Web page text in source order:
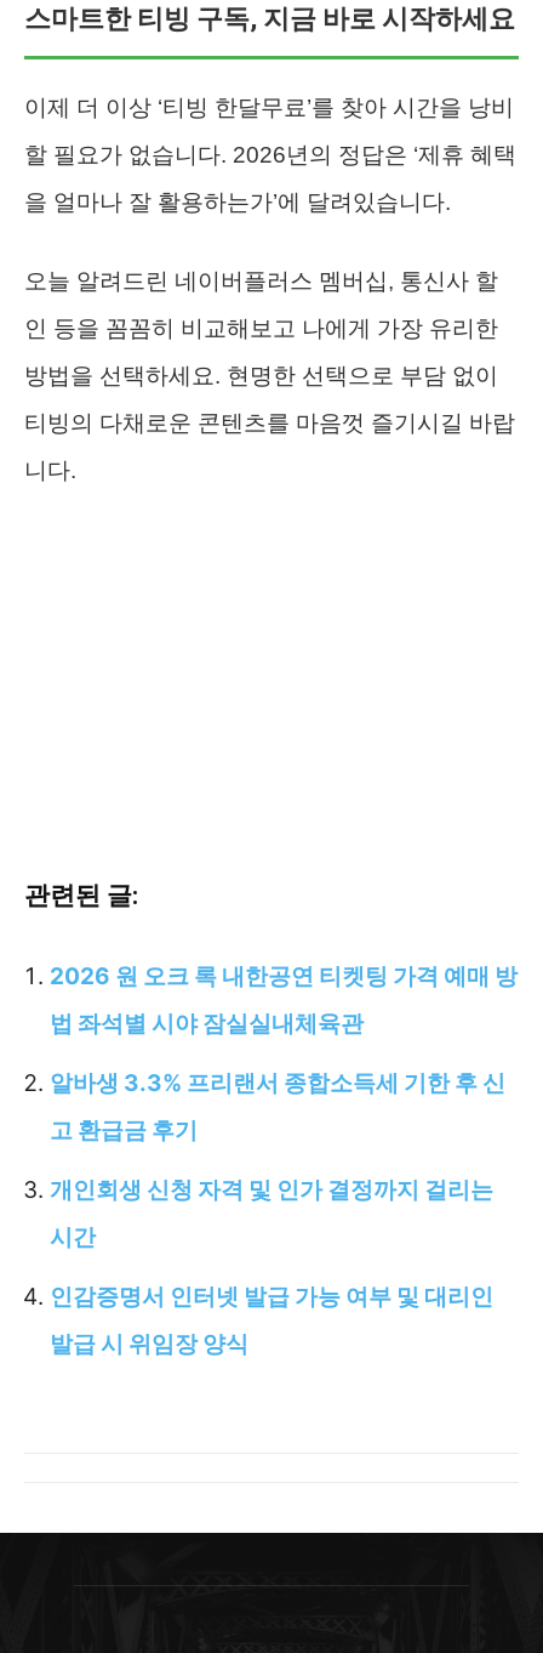
스마트한 티빙 구독, 지금 바로 시작하세요
이제 더 이상 ‘티빙 한달무료’를 찾아 시간을 낭비
할 필요가 없습니다. 2026년의 정답은 ‘제휴 혜택
을 얼마나 잘 활용하는가’에 달려있습니다.
오늘 알려드린 네이버플러스 멤버십, 통신사 할
인 등을 꼼꼼히 비교해보고 나에게 가장 유리한
방법을 선택하세요. 현명한 선택으로 부담 없이
티빙의 다채로운 콘텐츠를 마음껏 즐기시길 바랍
니다.
관련된 글:
2026 원 오크 록 내한공연 티켓팅 가격 예매 방
법 좌석별 시야 잠실실내체육관
알바생 3.3% 프리랜서 종합소득세 기한 후 신
고 환급금 후기
개인회생 신청 자격 및 인가 결정까지 걸리는
시간
인감증명서 인터넷 발급 가능 여부 및 대리인
발급 시 위임장 양식